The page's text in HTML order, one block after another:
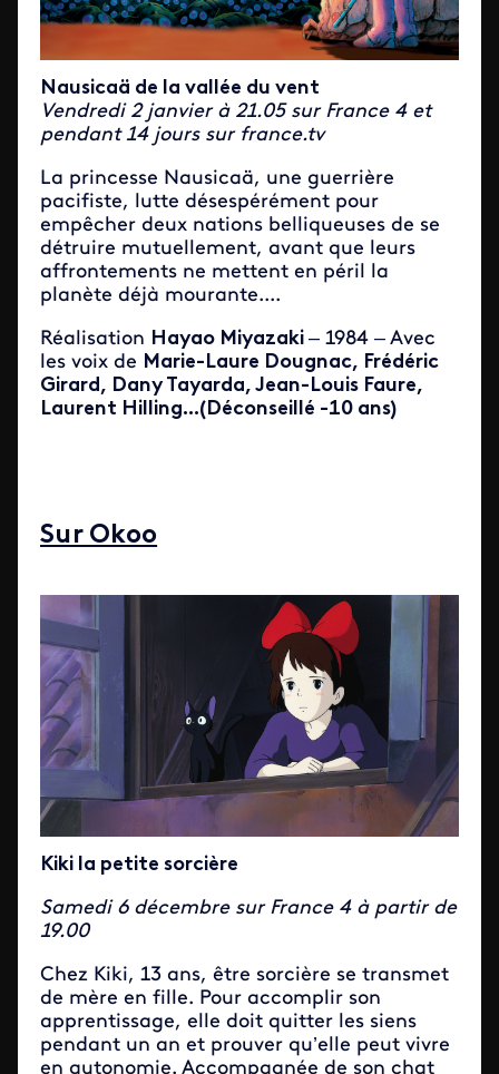
Nausicaä de la vallée du vent
Vendredi 2 janvier à 21.05 sur France 4 et
pendant 14 jours sur france.tv
La princesse Nausicaä, une guerrière
pacifiste, lutte désespérément pour
empêcher deux nations belliqueuses de se
détruire mutuellement, avant que leurs
affrontements ne mettent en péril la
planète déjà mourante....
Réalisation Hayao Miyazaki – 1984 – Avec
les voix de Marie-Laure Dougnac, Frédéric
Girard, Dany Tayarda, Jean-Louis Faure,
Laurent Hilling...(Déconseillé -10 ans)
Sur Okoo
Kiki la petite sorcière
Samedi 6 décembre sur France 4 à partir de
19.00
Chez Kiki, 13 ans, être sorcière se transmet
de mère en fille. Pour accomplir son
apprentissage, elle doit quitter les siens
pendant un an et prouver qu’elle peut vivre
en autonomie. Accompagnée de son chat